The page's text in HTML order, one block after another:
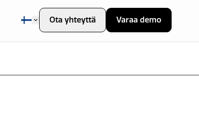
Ota yhteyttä Varaa demo